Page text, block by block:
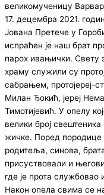
великомученицу
17. децембра 2021.
Јована Претече у
испраћен је наш брат
парох ивањички. Свету
храму служили су
сабрањем, протојереј-
Милан Ђокић, јереј
Тимотијевић. У опелу
велики број
жичке. Поред породице
родитеља, синова,
присуствовали и
где је прота
Након опела свима се